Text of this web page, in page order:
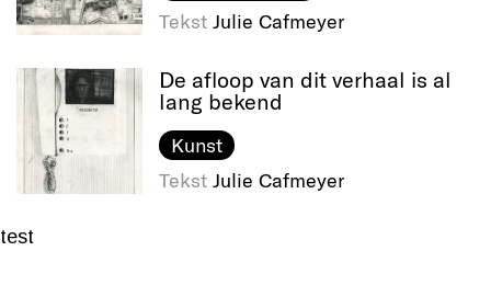
Tekst Julie Cafmeyer
De afloop van dit verhaal is al
lang bekend
Kunst
Tekst Julie Cafmeyer
test